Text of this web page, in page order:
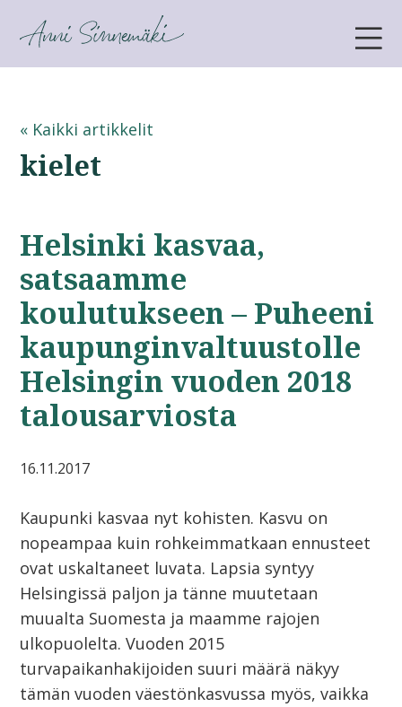
ANNI SINNEMÄKI
« Kaikki artikkelit
kielet
Helsinki kasvaa,
satsaamme
koulutukseen – Puheeni
kaupunginvaltuustolle
Helsingin vuoden 2018
talousarviosta
16.11.2017
Kaupunki kasvaa nyt kohisten. Kasvu on
nopeampaa kuin rohkeimmatkaan ennusteet
ovat uskaltaneet luvata. Lapsia syntyy
Helsingissä paljon ja tänne muutetaan
muualta Suomesta ja maamme rajojen
ulkopuolelta. Vuoden 2015
turvapaikanhakijoiden suuri määrä näkyy
tämän vuoden väestönkasvussa myös, vaikka